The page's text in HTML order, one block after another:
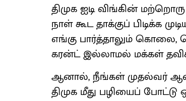
திமுக ஐடி விங்கின்
நாள் கூட தாக்குப் பிடிக்க
எங்கு பார்த்தாலும் கொலை,
கரன்ட் இல்லாமல் மக்கள்
ஆனால், நீங்கள் முதல்வர்
திமுக மீது பழியைப்